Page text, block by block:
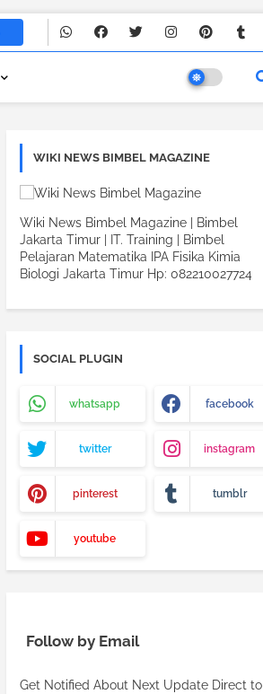
WIKI NEWS BIMBEL MAGAZINE
Wiki News Bimbel Magazine | Bimbel
Jakarta Timur | IT. Training | Bimbel
Pelajaran Matematika IPA Fisika Kimia
Biologi Jakarta Timur Hp: 082210027724
SOCIAL PLUGIN
whatsapp facebook
twitter instagram
pinterest tumblr
youtube
Follow by Email
Get Notified About Next Update Direct to